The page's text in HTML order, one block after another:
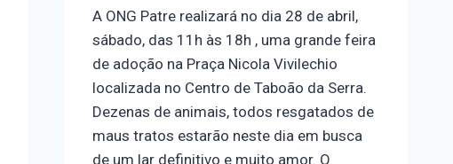
A ONG Patre realizará no dia 28 de abril,
sábado, das 11h às 18h , uma grande feira
de adoção na Praça Nicola Vivilechio
localizada no Centro de Taboão da Serra.
Dezenas de animais, todos resgatados de
maus tratos estarão neste dia em busca
de um lar definitivo e muito amor. O